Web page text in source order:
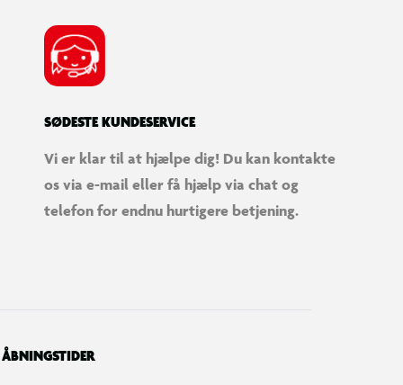
SØDESTE KUNDESERVICE
Vi er klar til at hjælpe dig! Du kan kontakte
os via e-mail eller få hjælp via chat og
telefon for endnu hurtigere betjening.
ÅBNINGSTIDER